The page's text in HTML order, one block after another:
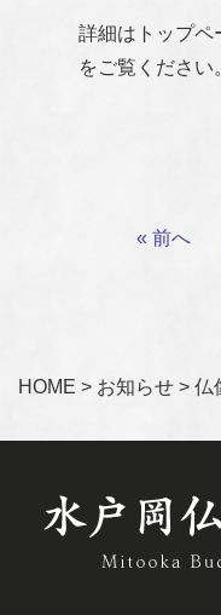
詳細はトップペ
をご覧ください
« 前へ
HOME > お知らせ > 仏